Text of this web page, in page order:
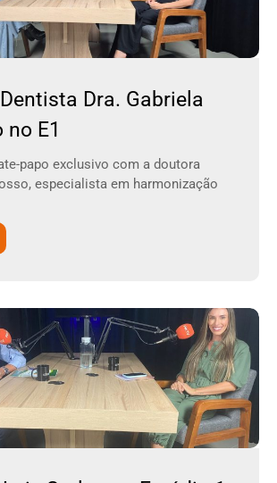
Dra. Gabriela
no E1
papo exclusivo com a doutora
especialista em harmonização